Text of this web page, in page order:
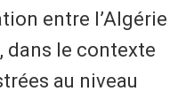
entre l’Algérie
dans le contexte
au niveau